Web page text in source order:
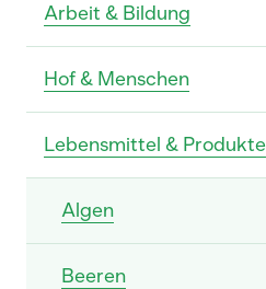
Arbeit & Bildung
Hof & Menschen
Lebensmittel & Produkte
Algen
Beeren